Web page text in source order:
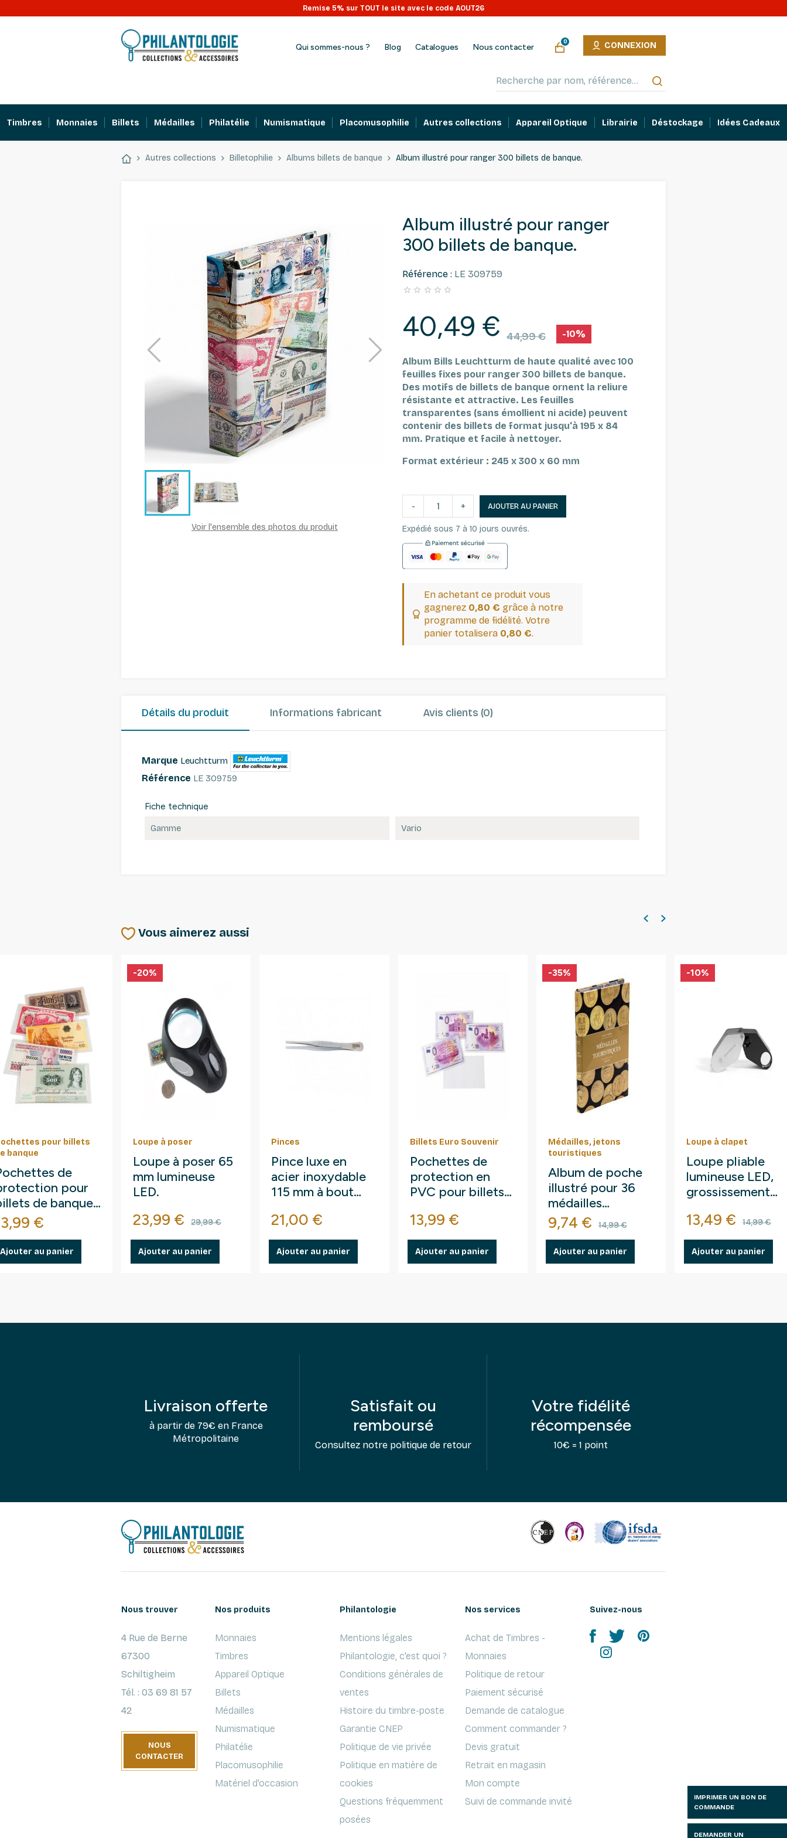
Remise 5% sur TOUT le site avec le code AOUT26
Qui sommes-nous ? Blog Catalogues Nous contacter
0 CONNEXION
Timbres Monnaies Billets Médailles Philatélie Numismatique Placomusophilie Autres collections Appareil Optique Librairie Déstockage Idées Cadeaux
Autres collections Billetophilie Albums billets de banque Album illustré pour ranger 300 billets de banque.
Voir l'ensemble des photos du produit
Album illustré pour ranger
300 billets de banque.
Référence : LE 309759
    
40,49 € 44,99 € -10%
Album Bills Leuchtturm de haute qualité avec 100
feuilles fixes pour ranger 300 billets de banque.
Des motifs de billets de banque ornent la reliure
résistante et attractive. Les feuilles
transparentes (sans émollient ni acide) peuvent
contenir des billets de format jusqu'à 195 x 84
mm. Pratique et facile à nettoyer.
Format extérieur : 245 x 300 x 60 mm
- + AJOUTER AU PANIER
Expédié sous 7 à 10 jours ouvrés.
En achetant ce produit vous
gagnerez 0,80 € grâce à notre
programme de fidélité. Votre
panier totalisera 0,80 €.
Détails du produit Informations fabricant Avis clients (0)
Marque Leuchtturm
Référence LE 309759
Fiche technique
Gamme Vario
Vous aimerez aussi
pour billets
banque
de
pour
de banque
x 75 mm.
€
Ajouter au panier
Loupe à poser
Loupe à poser 65
mm lumineuse
LED.
Prix
23,99 € Prix de base
29,99 €
-20%
Ajouter au panier
Pinces
Pince luxe en
acier inoxydable
115 mm à bout
Prix
21,00 €
Ajouter au panier
Billets Euro Souvenir
Pochettes de
protection en
PVC pour billets
Prix
13,99 €
Ajouter au panier
Médailles, jetons
touristiques
Album de poche
illustré pour 36
médailles
touristiques.
Prix
9,74 € Prix de base
14,99 €
-35%
Ajouter au panier
Loupe à clapet
Loupe pliable
lumineuse LED,
grossissement
Prix
13,49 € Prix
14,99 €
-10%
Ajouter au panier
Livraison offerte
à partir de 79€ en France
Métropolitaine
Satisfait ou
remboursé
Consultez notre politique de retour
Votre fidélité
récompensée
10€ = 1 point
Nous trouver
4 Rue de Berne
67300
Schiltigheim
Tél. : 03 69 81 57
42
NOUS
CONTACTER
Nos produits
Monnaies
Timbres
Appareil Optique
Billets
Médailles
Numismatique
Philatélie
Placomusophilie
Matériel d'occasion
Philantologie
Mentions légales
Philantologie, c'est quoi ?
Conditions générales de
ventes
Histoire du timbre-poste
Garantie CNEP
Politique de vie privée
Politique en matière de
cookies
Questions fréquemment
posées
Nos services
Achat de Timbres -
Monnaies
Politique de retour
Paiement sécurisé
Demande de catalogue
Comment commander ?
Devis gratuit
Retrait en magasin
Mon compte
Suivi de commande invité
Suivez-nous
IMPRIMER UN BON DE
COMMANDE
DEMANDER UN